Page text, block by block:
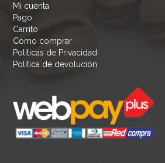
Mi cuenta
Pago
Carrito
Como comprar
Políticas de Privacidad
Política de devolución